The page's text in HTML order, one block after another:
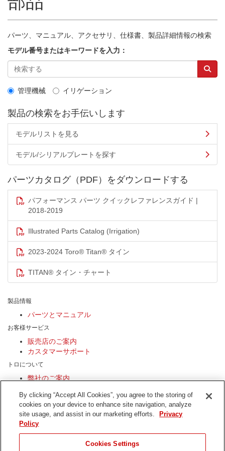
パーツ、マニュアル、アクセサリ、仕様書、製品詳細情報の検索
モデル番号またはキーワードを入力：
管理機械 イリゲーション
製品の検索をお手伝いします
モデルリストを見る
モデル/シリアルプレートを探す
パーツカタログ（PDF）をダウンロードする
パフォーマンス パーツ クイックレファレンスガイド |
2018-2019
Illustrated Parts Catalog (Irrigation)
2023-2024 Toro® Titan® タイン
TITAN® タイン・チャート
製品情報
パーツとマニュアル
お客様サービス
販売店のご案内
カスタマーサポート
トロについて
弊社のご案内
製品の安全性について
投資家の皆様へ
キャリア情報
By clicking “Accept All Cookies”, you agree to the storing of
cookies on your device to enhance site navigation, analyze
site usage, and assist in our marketing efforts.
Privacy
Policy
Cookies Settings